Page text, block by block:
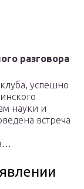
разговора
успешно
науки и
встреча